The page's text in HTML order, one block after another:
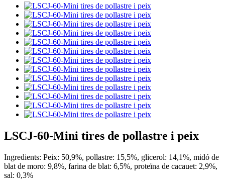
LSCJ-60-Mini tires de pollastre i peix
Ingredients: Peix: 50,9%, pollastre: 15,5%, glicerol: 14,1%, midó de
blat de moro: 9,8%, farina de blat: 6,5%, proteïna de cacauet: 2,9%,
sal: 0,3%